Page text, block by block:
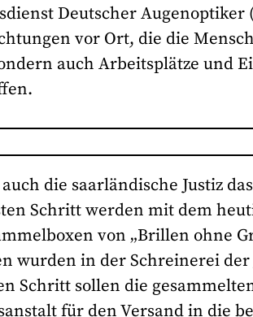
Deutscher Augenoptiker
vor Ort, die die
auch Arbeitsplätze und
die saarländische Justiz
Schritt werden mit dem
von „Brillen ohne
wurden in der Schreinerei
Schritt sollen die
für den Versand in die